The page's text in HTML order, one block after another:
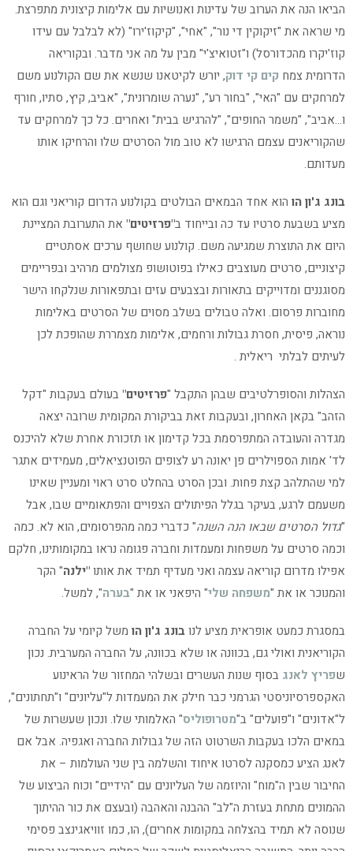
הביאו הנה את הערוב של עדינות ואנושיות עם אלימות קיצונית מתפרצת.
מי שראה את "זיקוקין די נור", "אחי", "קיקוז'ירו" (לא לבלבל עם עידו
קוז'יקרו מהכדורסל) ו"זטואיצ'י" מבין על מה אני מדבר. ובקוריאה
הדרומית צמח קים קי דוק, יורש לקיטאנו שנשא את שם הקולנוע משם
למרחקים עם "האי", "בחור רע", "נערה שומרונית", "אביב, קיץ, סתיו, חורף
ו…אביב", "משמר החופים", "להרגיש בבית" ואחרים. כל כך למרחקים עד
שהקוריאנים עצמם הרגישו לא טוב מול הסרטים שלו והרחיקו אותו
מעדותם.
בונג ג'ון הו הוא אחד הבמאים הבולטים בקולנוע הדרום קוריאני וגם הוא
מציע בשבעת סרטיו עד כה ובייחוד ב"פרזיטים" את התערובת המציינת
היום את התוצרת שמגיעה משם. קולנוע שחושף ערכים אסתטיים
קיצוניים, סרטים מעוצבים כאילו בפוטושופ מצולמים מרהיב ובפריימים
מסוגננים ומדוייקים בתאורות ובצבעים עזים ובתפאורות שנלקחו הישר
מחוברות פרסום. ואלה טבולים בשלב מסוים של הסרטים באלימות
נוראה, פיסית, חסרת גבולות ורחמים, אלימות מצמררת שהופכת לכן
לעיתים לבלתי ריאלית .
הצהלות והסופרלטיבים שבהן התקבל "פרזיטים" בעולם בעקבות "דקל
הזהב" בקאן האחרון, ובעקבות זאת בביקורת המקומית שרובה יצאה
מגדרה והעובדה המתפרסמת בכל קדימון או תזכורת אחרת שלא להיכנס
לד' אמות הספוילרים פן יאונה רע לצופים הפוטנציאלים, מעמידים אתגר
למי שהתלהב קצת פחות. ובכן הסרט בהחלט סרט ראוי ומעניין שאינו
משעמם לרגע, בעיקר בגלל הפיתולים הצפויים והפתאומיים שבו, אבל
"גדול הסרטים שבאו הנה השנה" כדברי כמה מהפרסומים, הוא לא. כמה
וכמה סרטים על משפחות ומעמדות וחברה פגומה נראו במקומותינו, חלקם
אפילו מדרום קוריאה עצמה ואני מעדיף תמיד את אותו"ילנה" הקר
והמנוכר או את "משפחה שלי" היפאני או את "בערה", למשל.
במסגרת כמעט אופראית מציע לנובונג ג'ון הו משל קיומי על החברה
הקוריאנית ואולי גם, בכוונה או שלא בכוונה, על החברה המערבית. נכון
שפריץ לאנג בסוף שנות העשרים ובשלהי המחזור של הראינוע
האקספרסיוניסטי הגרמני כבר חילק את המעמדות ל"עליונים" ו"תחתונים",
ל"אדונים" ו"פועלים" ב"מטרופוליס" האלמותי שלו. ונכון שעשרות של
במאים הלכו בעקבות השרטוט הזה של גבולות החברה ואגפיה. אבל אם
לאנג הציע כמסקנה לסרטו איחוד והשלמה בין שני העולמות – את
החיבור שבין ה"מוח" והיוזמה של העליונים עם "הידיים" וכוח הביצוע של
ההמונים מתחת בעזרת ה"לב" ההבנה והאהבה (ובעצם את כור ההיתוך
שנוסה לא תמיד בהצלחה במקומות אחרים), הו, כמו זוויאגינצב פסימי